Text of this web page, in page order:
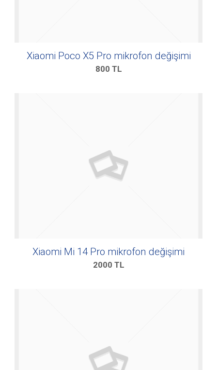
Xiaomi Poco X5 Pro mikrofon değişimi
800 TL
Xiaomi Mi 14 Pro mikrofon değişimi
2000 TL